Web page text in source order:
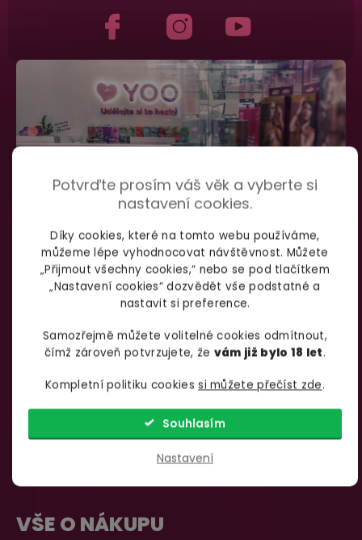
Potvrďte prosím váš věk a vyberte si
nastavení cookies.
Díky cookies, které na tomto webu používáme,
můžeme lépe vyhodnocovat návštěvnost. Můžete
„Přijmout všechny cookies,“ nebo se pod tlačítkem
„Nastavení cookies“ dozvědět vše podstatné a
nastavit si preference.
Samozřejmě můžete volitelné cookies odmítnout,
čímž zároveň potvrzujete, že vám již bylo 18 let.
Kompletní politiku cookiessi můžete přečíst zde.
Nastavení
Souhlasím
SHOWROOM BRNO
Špitálka 23a Brno, 602 00
info@yoo.cz
735 876 206
Více o prodejně
Otevírací doba:
Pondělí – pátek:
7:00 – 18:00
Sobota, neděle
Zavřeno
VŠE O NÁKUPU